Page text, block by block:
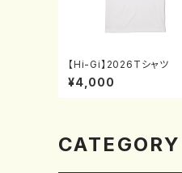
【Hi-Gi】2026Tシャツ
¥4,000
CATEGORY